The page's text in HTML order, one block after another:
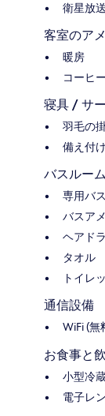
衛星放送
客室のア
暖房
コーヒ
寝具 / サ
羽毛の
備え付
バスルー
専用バ
バスア
ヘアド
タオル
トイレ
通信設備
WiFi (無
お食事と
小型冷
電子レ